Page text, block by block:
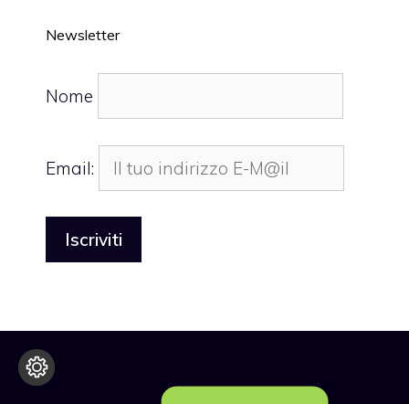
Newsletter
Nome
Email: